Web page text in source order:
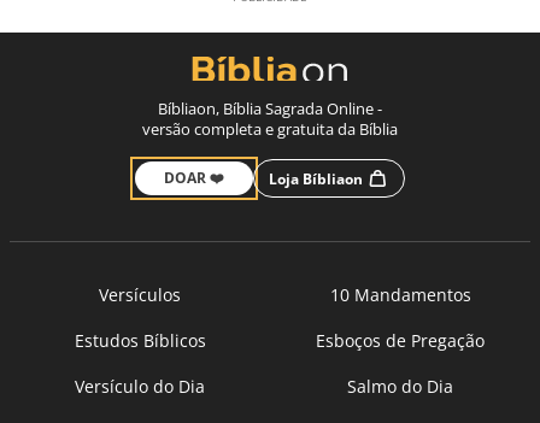
Bíbliaon, Bíblia Sagrada Online -
versão completa e gratuita da Bíblia
DOAR ❤️ Loja Bíbliaon
Versículos
10 Mandamentos
Estudos Bíblicos
Esboços de Pregação
Versículo do Dia
Salmo do Dia